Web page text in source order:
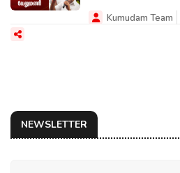
Kumudam Team
NEWSLETTER